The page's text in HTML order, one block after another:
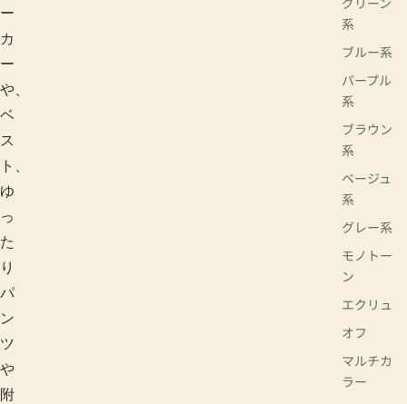
系
ブルー系
パープル
系
ブラウン
系
ベージュ
系
グレー系
モノトー
ン
エクリュ
オフ
マルチカ
ラー
ー
カ
ー
や、
ベ
ス
ト、
ゆ
っ
た
り
パ
ン
ツ
や
附